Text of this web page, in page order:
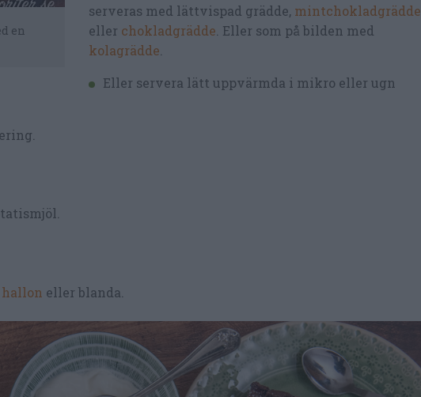
en
serveras med lättvispad grädde, mintchokladgrädde
eller chokladgrädde . Eller som på bilden med
kolagrädde
Eller servera lätt uppvärmda i mikro eller ugn
hallon eller blanda.